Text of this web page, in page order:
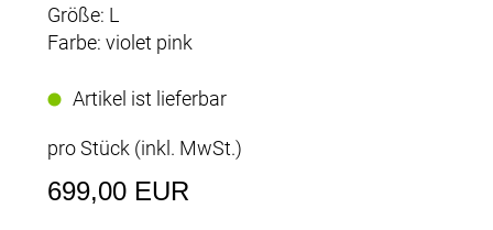
Größe: L
Farbe: violet pink
Artikel ist lieferbar
pro Stück (inkl. MwSt.)
699,00 EUR